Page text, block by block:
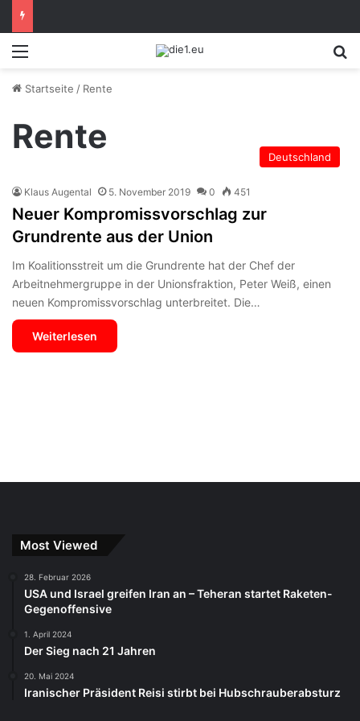
Startseite / Rente
Rente
Deutschland
Klaus Augental 5. November 2019 0 451
Neuer Kompromissvorschlag zur
Grundrente aus der Union
Im Koalitionsstreit um die Grundrente hat der Chef der
Arbeitnehmergruppe in der Unionsfraktion, Peter Weiß, einen
neuen Kompromissvorschlag unterbreitet. Die…
Weiterlesen
Most Viewed
28. Februar 2026
USA und Israel greifen Iran an – Teheran startet Raketen-
Gegenoffensive
1. April 2024
Der Sieg nach 21 Jahren
20. Mai 2024
Iranischer Präsident Reisi stirbt bei Hubschrauberabsturz